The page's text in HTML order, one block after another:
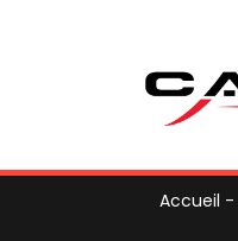
Accueil -